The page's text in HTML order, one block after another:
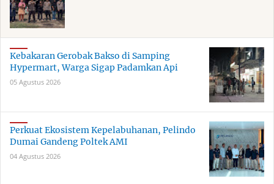
Kebakaran Gerobak Bakso di Samping
Hypermart, Warga Sigap Padamkan Api
05 Agustus 2026
Perkuat Ekosistem Kepelabuhanan, Pelindo
Dumai Gandeng Poltek AMI
04 Agustus 2026